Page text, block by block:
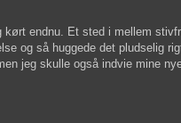
endnu. Et sted i mellem
og så huggede det pludselig
jeg skulle også indvie mine